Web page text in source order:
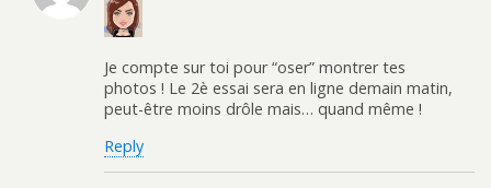
Je compte sur toi pour “oser” montrer tes
photos ! Le 2è essai sera en ligne demain matin,
peut-être moins drôle mais… quand même !
Reply